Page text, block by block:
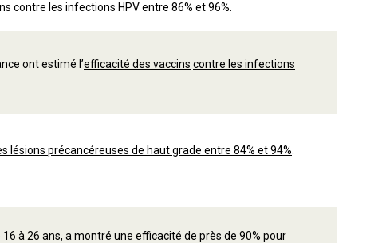
contre les infections HPV entre 86% et 96%.
ont estimé l’efficacité des vaccins contre les infections
précancéreuses de haut grade entre 84% et 94%.
à 26 ans, a montré une efficacité de près de 90% pour